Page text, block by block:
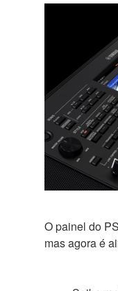
O painel do
mas agora é